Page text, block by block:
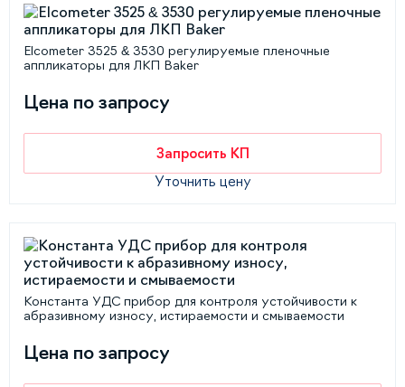
Elcometer 3525 & 3530 регулируемые пленочные
аппликаторы для ЛКП Baker
Цена по запросу
Запросить КП
Уточнить цену
Константа УДС прибор для контроля устойчивости к
абразивному износу, истираемости и смываемости
Цена по запросу